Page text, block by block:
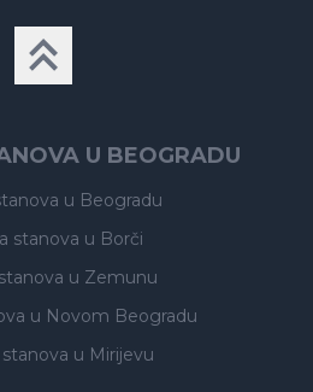
U BEOGRADU
u Beogradu
stanova u Borči
u Zemunu
u Novom Beogradu
u Mirijevu